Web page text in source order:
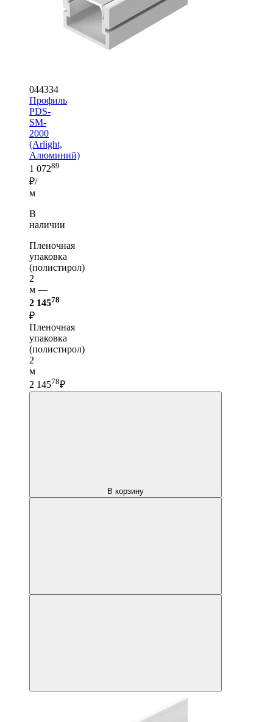
044334
Профиль
PDS-
SM-
2000
(Arlight,
Алюминий)
1 07289
₽/
м
В
наличии
Пленочная
упаковка
(полистирол)
2
м —
2 14578
₽
Пленочная
упаковка
(полистирол)
2
м
2 14578₽
В корзину